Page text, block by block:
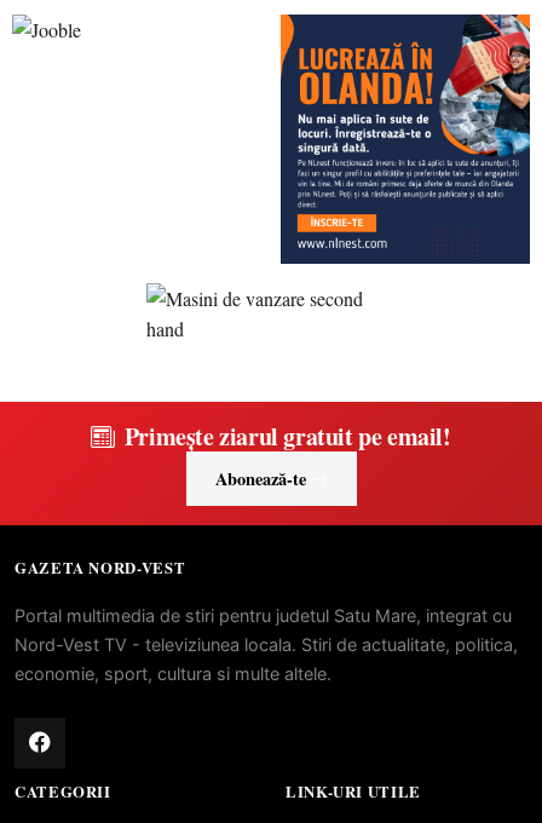
Primește ziarul gratuit pe email!
Abonează-te
GAZETA NORD-VEST
Portal multimedia de stiri pentru judetul Satu Mare, integrat cu
Nord-Vest TV - televiziunea locala. Stiri de actualitate, politica,
economie, sport, cultura si multe altele.
CATEGORII LINK-URI UTILE